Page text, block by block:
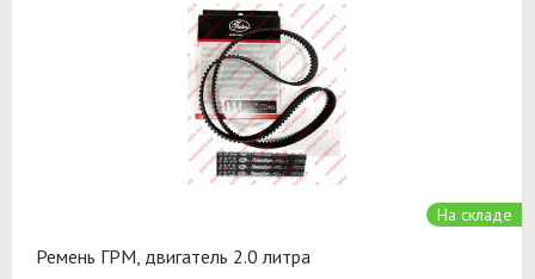
На складе
Ремень ГРМ, двигатель 2.0 литра